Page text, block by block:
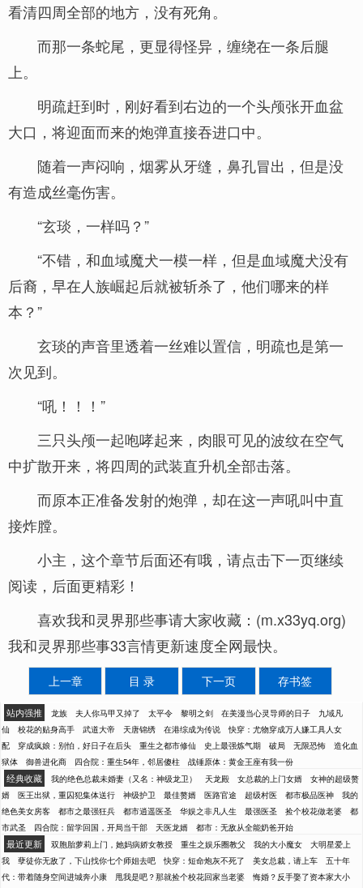
看清四周全部的地方，没有死角。
而那一条蛇尾，更显得怪异，缠绕在一条后腿
上。
明疏赶到时，刚好看到右边的一个头颅张开血盆
大口，将迎面而来的炮弹直接吞进口中。
随着一声闷响，烟雾从牙缝，鼻孔冒出，但是没
有造成丝毫伤害。
“玄琰，一样吗？”
“不错，和血域魔犬一模一样，但是血域魔犬没有
后裔，早在人族崛起后就被斩杀了，他们哪来的样
本？”
玄琰的声音里透着一丝难以置信，明疏也是第一
次见到。
“吼！！！”
三只头颅一起咆哮起来，肉眼可见的波纹在空气
中扩散开来，将四周的武装直升机全部击落。
而原本正准备发射的炮弹，却在这一声吼叫中直
接炸膛。
小主，这个章节后面还有哦，请点击下一页继续
阅读，后面更精彩！
喜欢我和灵界那些事请大家收藏：(m.x33yq.org)
我和灵界那些事33言情更新速度全网最快。
上一章 目 录 下一页 存书签
站内强推 龙族 夫人你马甲又掉了 太平令 黎明之剑 在美漫当心灵导师的日子
九域凡
仙
校花的贴身高手 武道大帝 天唐锦绣 在港综成为传说
快穿：尤物穿成万人嫌工具人女
配
穿成疯娘：别怕，好日子在后头 重生之都市修仙 史上最强炼气期 破局 无限恐怖
造化血
狱体
御兽进化商 四合院：重生54年，邻居傻柱 战锤原体：黄金王座有我一份
经典收藏 我的绝色总裁未婚妻（又名：神级龙卫） 天龙殿 女总裁的上门女婿
女神的超级赘
婿
医王出狱，重囚犯集体送行 神级护卫 最佳赘婿 医路官途 超级村医 都市极品医神
我的
绝色美女房客
都市之最强狂兵 都市逍遥医圣 华娱之非凡人生 最强医圣 捡个校花做老婆
都
市武圣
四合院：留学回国，开局当干部 天医龙婿 都市：无敌从全能奶爸开始
最近更新 双胞胎萝莉上门，她妈病娇女教授 重生之娱乐圈教父 我的大小魔女
大明星爱上
我
孽徒你无敌了，下山找你七个师姐去吧 快穿：短命炮灰不死了 美女总裁，请上车
五十年
代：带着随身空间进城奔小康
甩我是吧？那就捡个校花回家当老婆
悔婚？反手娶了资本家大小